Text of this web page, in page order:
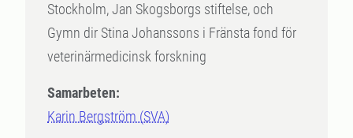
Stockholm, Jan Skogsborgs stiftelse, och
Gymn dir Stina Johanssons i Fränsta fond för
veterinärmedicinsk forskning
Samarbeten:
Karin Bergström (SVA)